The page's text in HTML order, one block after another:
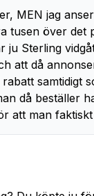
MEN jag
tusen över det
ju Sterling
att då
samtidigt
då beställer
att man